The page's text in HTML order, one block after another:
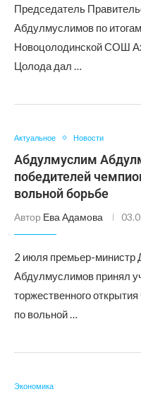
Председатель
Абдулмуслимов по
Новоцолодинской СОШ
Цолода дал …
Актуальное Новости
Абдулмуслим
победителей
вольной борьбе
Автор Ева Адамова
2 июля премьер-министр
Абдулмуслимов принял
торжественного
по вольной …
Экономика